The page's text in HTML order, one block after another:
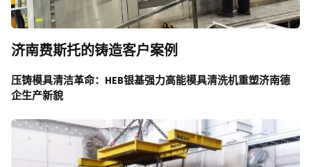
济南费斯托的铸造客户案例
压铸模具清洁革命：HEB银基强力高能模具清洗机重塑济南德
企生产新貌